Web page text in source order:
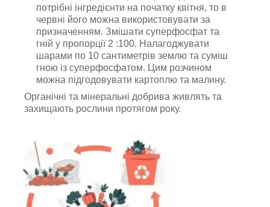
потрібні інгредієнти на початку квітня, то в
червні його можна використовувати за
призначенням. Змішати суперфосфат та
гній у пропорції 2 :100. Налагоджувати
шарами по 10 сантиметрів землю та суміш
гною із суперфосфатом. Цим розчином
можна підгодовувати картоплю та малину.
Органічні та мінеральні добрива живлять та
захищають рослини протягом року.